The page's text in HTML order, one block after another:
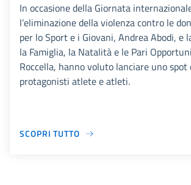
In occasione della Giornata
l’eliminazione della violenza contro le
per lo Sport e i Giovani, Andrea Abodi, e
la Famiglia, la Natalità e le Pari
Roccella, hanno voluto lanciare uno spot
protagonisti atlete e atleti.
SCOPRI TUTTO